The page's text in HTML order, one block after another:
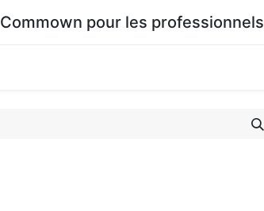
Commown pour les professionnels